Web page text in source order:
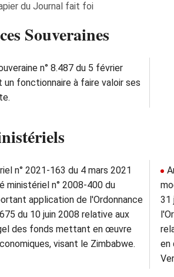
du Journal fait foi
Souveraines
n° 8.487 du 5 février
fonctionnaire à faire valoir ses
n° 2021-163 du 4 mars 2021
ministériel n° 2008-400 du
application de l'Ordonnance
du 10 juin 2008 relative aux
des fonds mettant en œuvre
visant le Zimbabwe.
31
en